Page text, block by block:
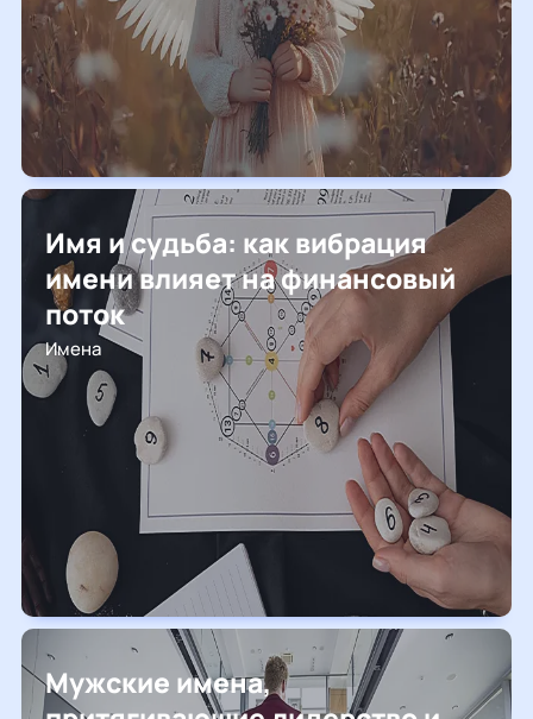
Имя и судьба: как вибрация
имени влияет на финансовый
поток
Имена
Мужские имена,